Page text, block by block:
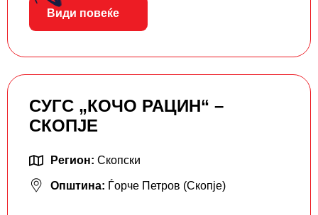
Види повеќе
СУГС „КОЧО РАЦИН“ –
СКОПЈЕ
Регион: Скопски
Општина: Ѓорче Петров (Скопје)